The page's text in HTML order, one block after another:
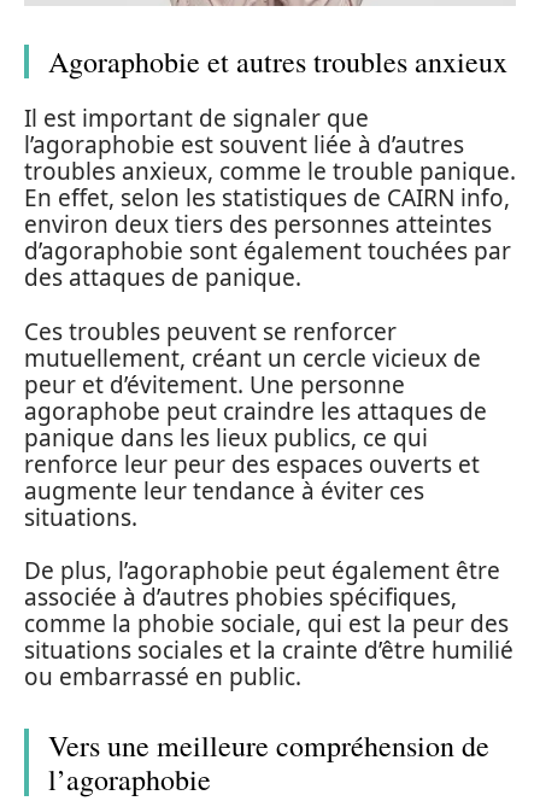
Agoraphobie et autres troubles anxieux
Il est important de signaler que
l’agoraphobie est souvent liée à d’autres
troubles anxieux, comme le trouble panique.
En effet, selon les statistiques de CAIRN info,
environ deux tiers des personnes atteintes
d’agoraphobie sont également touchées par
des attaques de panique.
Ces troubles peuvent se renforcer
mutuellement, créant un cercle vicieux de
peur et d’évitement. Une personne
agoraphobe peut craindre les attaques de
panique dans les lieux publics, ce qui
renforce leur peur des espaces ouverts et
augmente leur tendance à éviter ces
situations.
De plus, l’agoraphobie peut également être
associée à d’autres phobies spécifiques,
comme la phobie sociale, qui est la peur des
situations sociales et la crainte d’être humilié
ou embarrassé en public.
Vers une meilleure compréhension de
l’agoraphobie